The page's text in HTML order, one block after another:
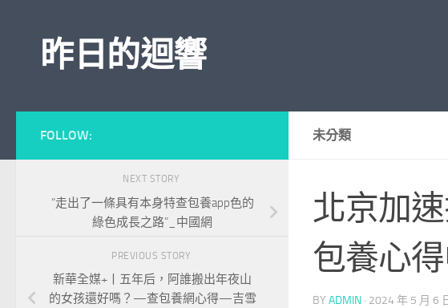
昨日的迴響
未分類
北京加
包養心
BY ADMIN · 2024 年 5 月 6
FOLLOW:
NEXT STORY
“走出了一條具有本身特查包養app色的
綠色成長之路”_中國網
PREVIOUS STORY
新華全媒+丨五年后，阿誰搬出年夜山
的女孩還好嗎？—查包養網心得—吉雪